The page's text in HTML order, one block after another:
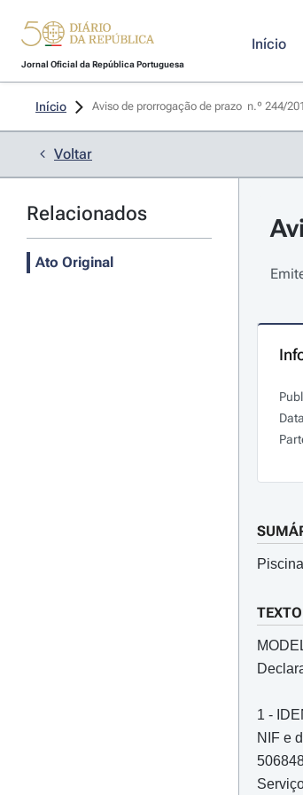
Jornal Oficial da República Portuguesa
Início
Início Aviso de prorrogação de prazo  n.º 244/
Voltar
Relacionados
Ato Original
TEXTO
1 -
NIF e